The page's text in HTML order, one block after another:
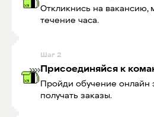
Откликнись на вакансию,
течение часа.
Шаг 2
Присоединяйся к
Пройди обучение онлайн
получать заказы.